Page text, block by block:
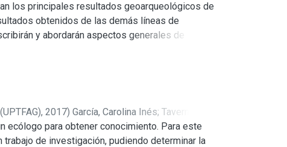
los principales resultados geoarqueológicos de
obtenidos de las demás líneas de
y abordarán aspectos generales de
otras publicaciones (Martínez y Martínez 2011;
sedimentarios a escala areal y entender su
a los efectos de interpretar los
detectadas allí; c) analizar las secuencias
humanas en determinados sectores
inferidos serán comparados hacia el final
2017) García, Carolina Inés; Taverna,
de Meriño, Carmen Ysabel;Meriño Córdoba,
ecólogo para obtener conocimiento. Para este
de investigación, pudiendo determinar la